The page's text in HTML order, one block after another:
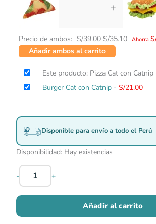
+
Precio de ambos: S/39.00 S/35.10 Ahorra
Añadir ambos al carrito
Este producto: Pizza Cat con Catnip
Burger Cat con Catnip - S/21.00
Disponible para envío a todo el Perú
Disponibilidad: Hay existencias
- +
Añadir al carrito